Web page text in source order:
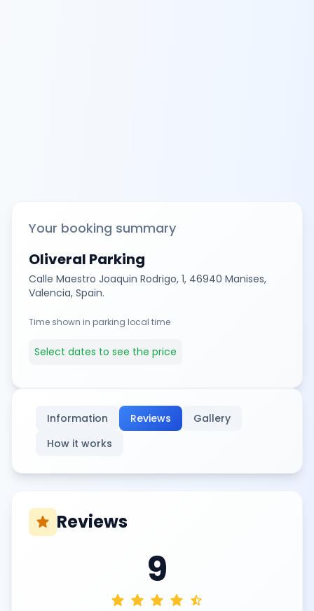
Your booking summary
Oliveral Parking
Calle Maestro Joaquin Rodrigo, 1, 46940 Manises,
Valencia, Spain.
Time shown in parking local time
Select dates to see the price
Information Reviews
Gallery
How it works
star Reviews
9
star star star star star_half